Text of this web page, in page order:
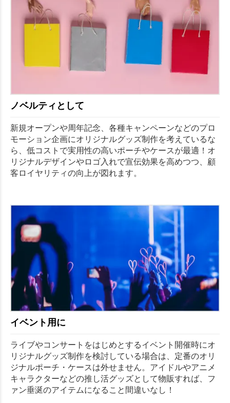
ノベルティとして
新規オープンや周年記念、各種キャンペーンなどのプロ
モーション企画にオリジナルグッズ制作を考えているな
ら、低コストで実用性の高いポーチやケースが最適！オ
リジナルデザインやロゴ入れで宣伝効果を高めつつ、顧
客ロイヤリティの向上が図れます。
イベント用に
ライブやコンサートをはじめとするイベント開催時にオ
リジナルグッズ制作を検討している場合は、定番のオリ
ジナルポーチ・ケースは外せません。アイドルやアニメ
キャラクターなどの推し活グッズとして物販すれば、フ
ァン垂涎のアイテムになること間違いなし！